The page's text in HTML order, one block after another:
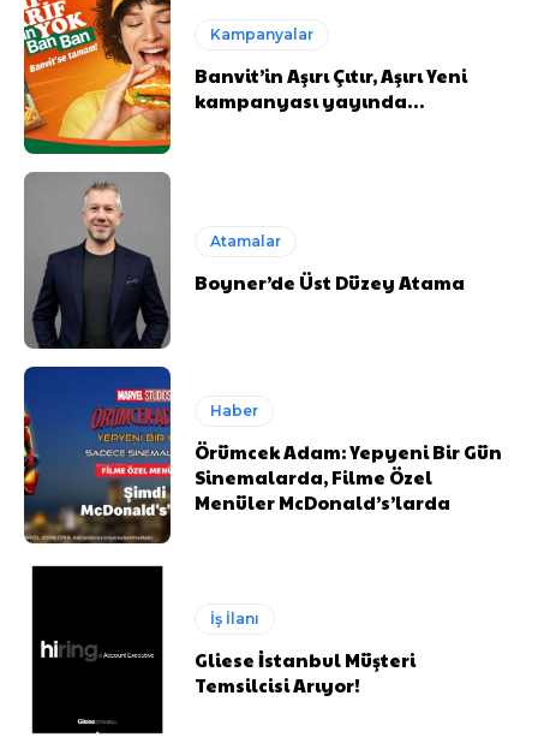
Kampanyalar
Banvit’in Aşırı Çıtır, Aşırı Yeni
kampanyası yayında…
Atamalar
Boyner’de Üst Düzey Atama
Haber
Örümcek Adam: Yepyeni Bir Gün
Sinemalarda, Filme Özel
Menüler McDonald’s’larda
İş İlanı
Gliese İstanbul Müşteri
Temsilcisi Arıyor!